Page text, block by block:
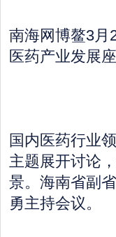
南海网博鳌3月
医药产业发展
国内医药行业
主题展开讨论
景。海南省副
勇主持会议。